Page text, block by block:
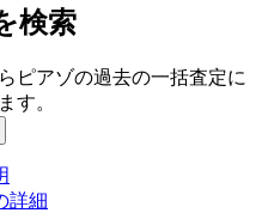
検索
ピアゾの過去の一括査定に
す。
詳細